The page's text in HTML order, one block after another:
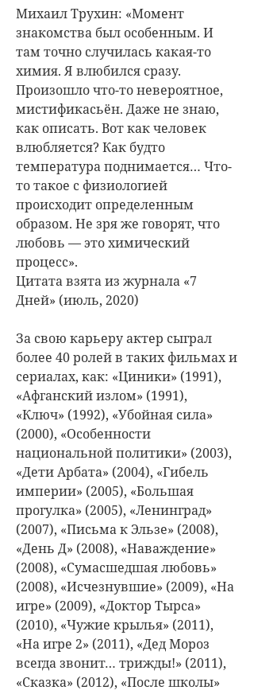
Михаил Трухин: «Момент
знакомства был особенным. И
там точно случилась какая-то
химия. Я влюбился сразу.
Произошло что-то невероятное,
мистификасьён. Даже не знаю,
как описать. Вот как человек
влюбляется? Как будто
температура поднимается… Что-
то такое с физиологией
происходит определенным
образом. Не зря же говорят, что
любовь — это химический
процесс».
Цитата взята из журнала «7
Дней» (июль, 2020)
За свою карьеру актер сыграл
более 40 ролей в таких фильмах и
сериалах, как: «Циники» (1991),
«Афганский излом» (1991),
«Ключ» (1992), «Убойная сила»
(2000), «Особенности
национальной политики» (2003),
«Дети Арбата» (2004), «Гибель
империи» (2005), «Большая
прогулка» (2005), «Ленинград»
(2007), «Письма к Эльзе» (2008),
«День Д» (2008), «Наваждение»
(2008), «Сумасшедшая любовь»
(2008), «Исчезнувшие» (2009), «На
игре» (2009), «Доктор Тырса»
(2010), «Чужие крылья» (2011),
«На игре 2» (2011), «Дед Мороз
всегда звонит… трижды!» (2011),
«Сказка» (2012), «После школы»